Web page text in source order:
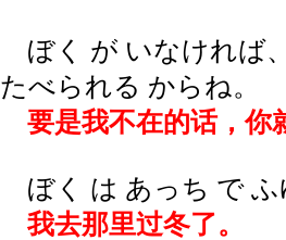
ぼく が いなければ
たべられる からね。
要是我不在的话，你
ぼく は あっち で ふ
我去那里过冬了。